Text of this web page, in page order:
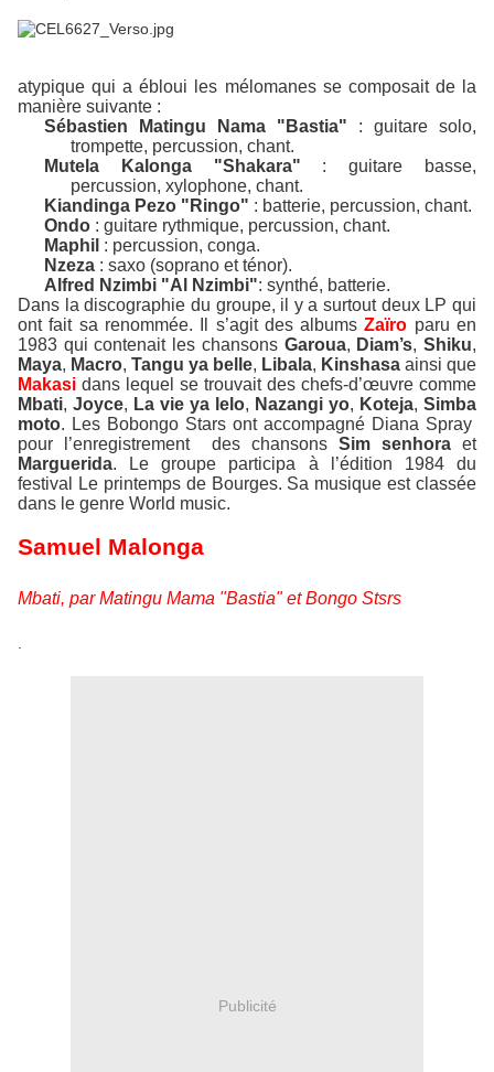
atypique qui a ébloui les mélomanes se composait de la
manière suivante :
Sébastien Matingu Nama "Bastia"
: guitare solo,
trompette, percussion, chant.
Mutela Kalonga "Shakara" : guitare basse,
percussion, xylophone, chant.
Kiandinga Pezo "Ringo" : batterie, percussion, chant.
Ondo : guitare rythmique, percussion, chant.
Maphil : percussion, conga.
Nzeza : saxo (soprano et ténor).
Alfred Nzimbi "Al Nzimbi": synthé, batterie.
Dans la discographie du groupe, il y a surtout deux LP qui
ont fait sa renommée. Il s’agit des albumsZaïro paru en
1983 qui contenait les chansons Garoua, Diam’s,Shiku,
Maya, Macro, Tangu ya belle, Libala, Kinshasa ainsi que
Makasi dans lequel se trouvait des chefs-d’œuvre comme
Mbati, Joyce, La vie ya lelo, Nazangi yo, Koteja, Simba
moto. Les Bobongo Stars ont accompagné Diana Spray
pour l’enregistrement
des chansons Sim senhora et
Marguerida. Le groupe participa à l’édition 1984 du
festival Le printemps de Bourges. Sa musique est classée
dans le genre World music.
Samuel Malonga
Mbati, par Matingu Mama "Bastia" et Bongo Stsrs
Publicité